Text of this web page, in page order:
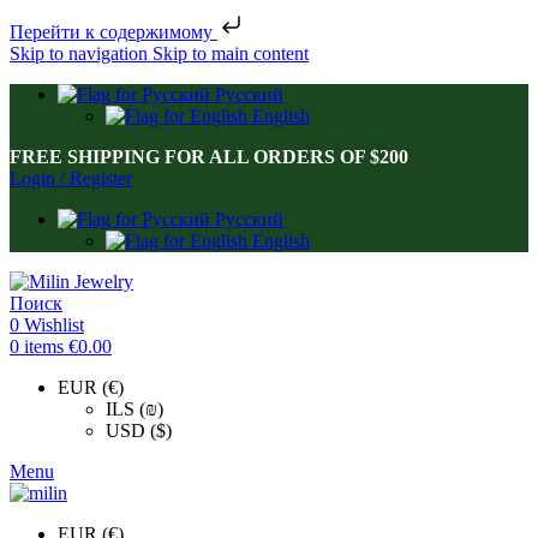
Перейти к содержимому
Skip to navigation Skip to main content
Русский
English
FREE SHIPPING FOR ALL ORDERS OF $200
Login / Register
Русский
English
Поиск
0 Wishlist
0 items €0.00
EUR (€)
ILS (₪)
USD ($)
Menu
EUR (€)